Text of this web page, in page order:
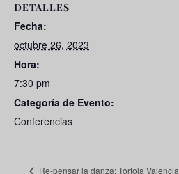
DETALLES
Fecha:
octubre 26, 2023
Hora:
7:30 pm
Categoría de Evento:
Conferencias
Re-pensar la danza: Tórtola Valencia